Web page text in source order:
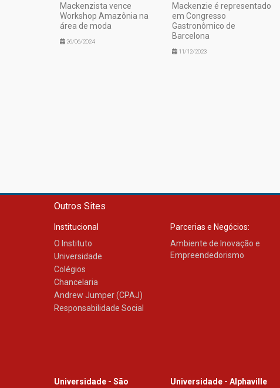
Mackenzista vence
Workshop Amazônia na
área de moda
26/06/2024
Mackenzie é representado
em Congresso
Gastronômico de
Barcelona
11/12/2023
Outros Sites
Institucional
O Instituto
Universidade
Colégios
Chancelaria
Andrew Jumper (CPAJ)
Responsabilidade Social
Parcerias e Negócios:
Ambiente de Inovação e
Empreendedorismo
Universidade - São
Universidade - Alphaville